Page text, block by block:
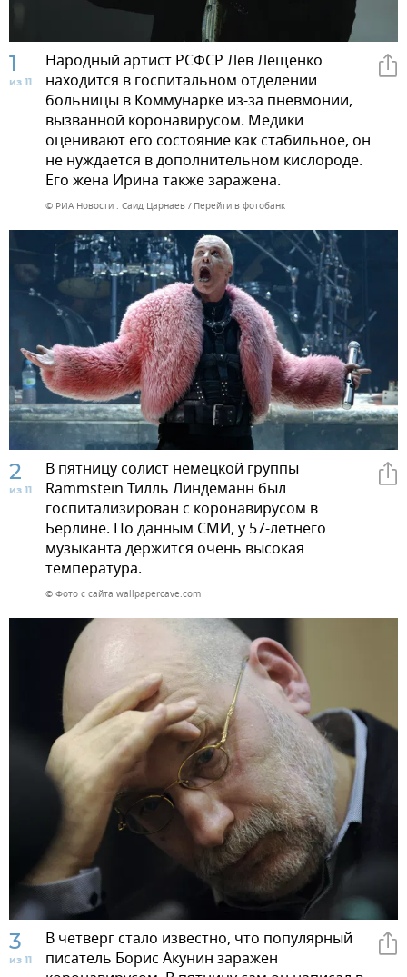
1
из 11
Народный артист РСФСР Лев Лещенко
находится в госпитальном отделении
больницы в Коммунарке из-за пневмонии,
вызванной коронавирусом. Медики
оценивают его состояние как стабильное, он
не нуждается в дополнительном кислороде.
Его жена Ирина также заражена.
© РИА Новости . Саид Царнаев Перейти в фотобанк
2
из 11
В пятницу солист немецкой группы
Rammstein Тилль Линдеманн был
госпитализирован с коронавирусом в
Берлине. По данным СМИ, у 57-летнего
музыканта держится очень высокая
температура.
© Фото с сайта wallpapercave.com
3
из 11
В четверг стало известно, что популярный
писатель Борис Акунин заражен